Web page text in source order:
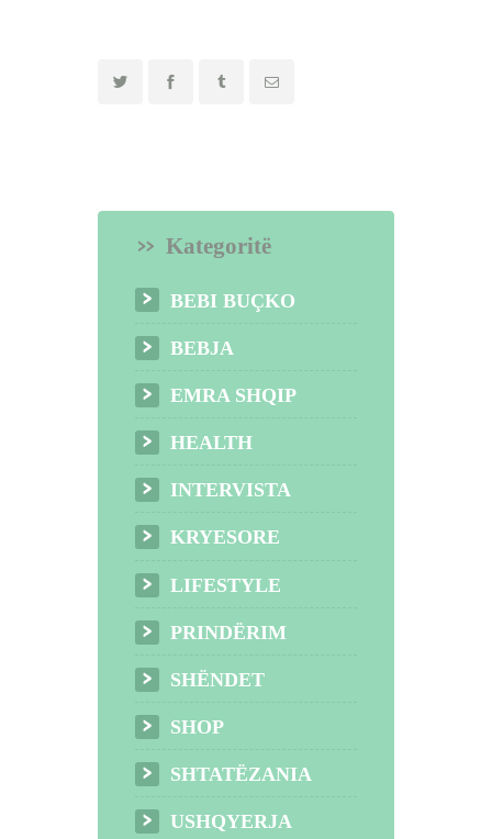
Kategoritë
BEBI BUÇKO
BEBJA
EMRA SHQIP
HEALTH
INTERVISTA
KRYESORE
LIFESTYLE
PRINDËRIM
SHËNDET
SHOP
SHTATËZANIA
USHQYERJA